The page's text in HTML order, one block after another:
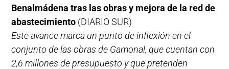
Benalmádena tras las obras y mejora de la red de
abastecimiento (DIARIO SUR)
Este avance marca un punto de inflexión en el
conjunto de las obras de Gamonal, que cuentan con
2,6 millones de presupuesto y que pretenden